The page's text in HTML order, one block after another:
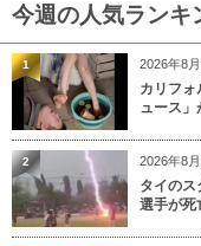
今週の人気ランキ
2026年8
カリフォ
ュース」
1
2026年8
タイのス
選手が死
2